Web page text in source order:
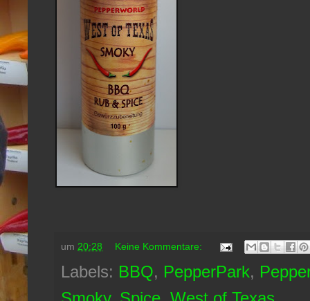
um 20:28 Keine Kommentare:
Labels: BBQ, PepperPark,